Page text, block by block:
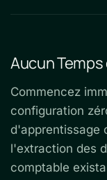
Aucun
Commencez
configuration
d'apprentissage
l'extraction des
comptable